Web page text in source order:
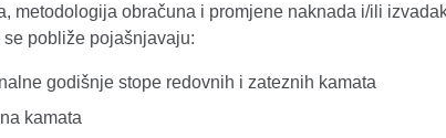
metodologija obračuna i promjene naknada i/ili
pobliže pojašnjavaju:
godišnje stope redovnih i zateznih kamata
kamata